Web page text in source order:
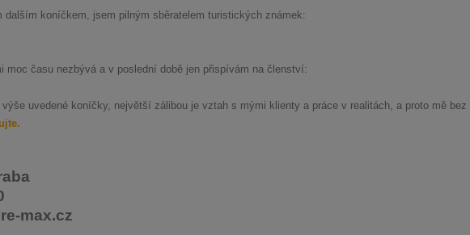
dalším koníčkem, jsem pilným sběratelem turistických známek:
moc času nezbývá a v poslední době jen přispívám na členství:
uvedené koníčky, největší zálibou je vztah s mými klienty a práce v realitách, a proto mě bez
max.cz